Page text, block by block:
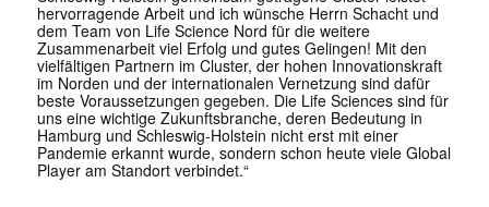
hervorragende Arbeit und ich wünsche Herrn Schacht und
dem Team von Life Science Nord für die weitere
Zusammenarbeit viel Erfolg und gutes Gelingen! Mit den
vielfältigen Partnern im Cluster, der hohen Innovationskraft
im Norden und der internationalen Vernetzung sind dafür
beste Voraussetzungen gegeben. Die Life Sciences sind für
uns eine wichtige Zukunftsbranche, deren Bedeutung in
Hamburg und Schleswig-Holstein nicht erst mit einer
Pandemie erkannt wurde, sondern schon heute viele Global
Player am Standort verbindet.“